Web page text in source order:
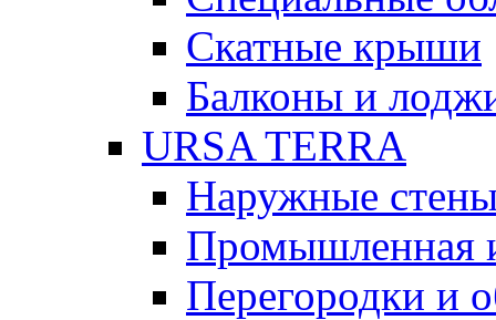
Скатные крыши
Балконы и
URSA TERRA
Наружные
Промышленная
Перегородки и